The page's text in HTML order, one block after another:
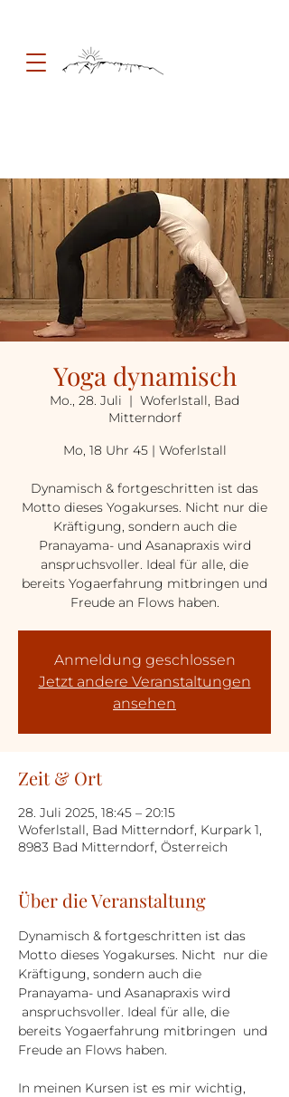
Yoga dynamisch
Mo., 28. Juli
  |
Woferlstall, Bad
Mitterndorf
Mo, 18 Uhr 45 | Woferlstall
Dynamisch & fortgeschritten ist das
Motto dieses Yogakurses. Nicht nur die
Kräftigung, sondern auch die
Pranayama- und Asanapraxis wird
anspruchsvoller. Ideal für alle, die
bereits Yogaerfahrung mitbringen und
Freude an Flows haben.
Anmeldung geschlossen
Jetzt andere Veranstaltungen
ansehen
Zeit & Ort
28. Juli 2025, 18:45 – 20:15
Woferlstall, Bad Mitterndorf, Kurpark 1,
8983 Bad Mitterndorf, Österreich
Über die Veranstaltung
Dynamisch & fortgeschritten ist das
Motto dieses Yogakurses. Nicht  nur die
Kräftigung, sondern auch die
Pranayama- und Asanapraxis wird
anspruchsvoller. Ideal für alle, die
bereits Yogaerfahrung mitbringen  und
Freude an Flows haben.
In meinen Kursen ist es mir wichtig,